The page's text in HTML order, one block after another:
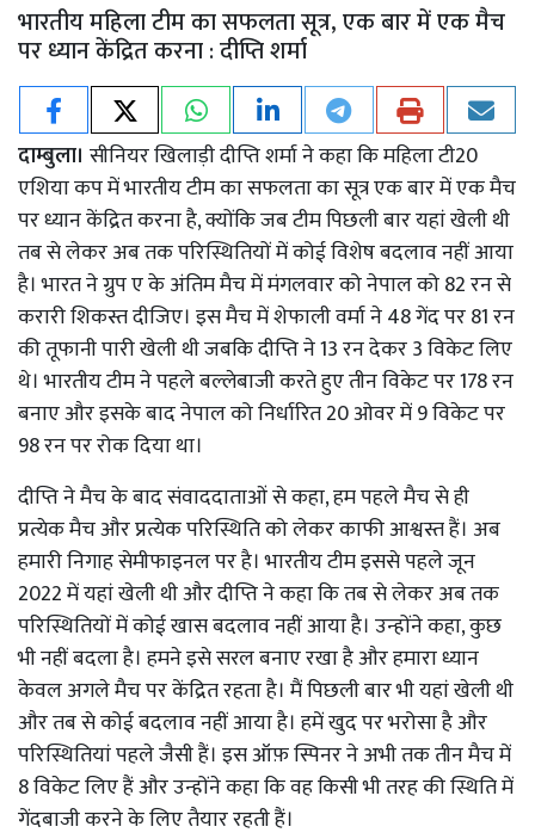
भारतीय महिला टीम का सफलता सूत्र, एक बार में एक मैच
पर ध्यान केंद्रित करना : दीप्ति शर्मा
दाम्बुला। सीनियर खिलाड़ी दीप्ति शर्मा ने कहा कि महिला टी20
एशिया कप में भारतीय टीम का सफलता का सूत्र एक बार में एक मैच
पर ध्यान केंद्रित करना है, क्योंकि जब टीम पिछली बार यहां खेली थी
तब से लेकर अब तक परिस्थितियों में कोई विशेष बदलाव नहीं आया
है। भारत ने ग्रुप ए के अंतिम मैच में मंगलवार को नेपाल को 82 रन से
करारी शिकस्त दीजिए। इस मैच में शेफाली वर्मा ने 48 गेंद पर 81 रन
की तूफानी पारी खेली थी जबकि दीप्ति ने 13 रन देकर 3 विकेट लिए
थे। भारतीय टीम ने पहले बल्लेबाजी करते हुए तीन विकेट पर 178 रन
बनाए और इसके बाद नेपाल को निर्धारित 20 ओवर में 9 विकेट पर
98 रन पर रोक दिया था।
दीप्ति ने मैच के बाद संवाददाताओं से कहा, हम पहले मैच से ही
प्रत्येक मैच और प्रत्येक परिस्थिति को लेकर काफी आश्वस्त हैं। अब
हमारी निगाह सेमीफाइनल पर है। भारतीय टीम इससे पहले जून
2022 में यहां खेली थी और दीप्ति ने कहा कि तब से लेकर अब तक
परिस्थितियों में कोई खास बदलाव नहीं आया है। उन्होंने कहा, कुछ
भी नहीं बदला है। हमने इसे सरल बनाए रखा है और हमारा ध्यान
केवल अगले मैच पर केंद्रित रहता है। मैं पिछली बार भी यहां खेली थी
और तब से कोई बदलाव नहीं आया है। हमें खुद पर भरोसा है और
परिस्थितियां पहले जैसी हैं। इस ऑफ़ स्पिनर ने अभी तक तीन मैच में
8 विकेट लिए हैं और उन्होंने कहा कि वह किसी भी तरह की स्थिति में
गेंदबाजी करने के लिए तैयार रहती हैं।